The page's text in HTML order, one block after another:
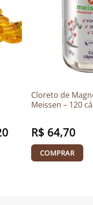
O
preço
R$ 120,20.
Cloreto de
Meissen – 120
R$ 64,70
COMPRAR